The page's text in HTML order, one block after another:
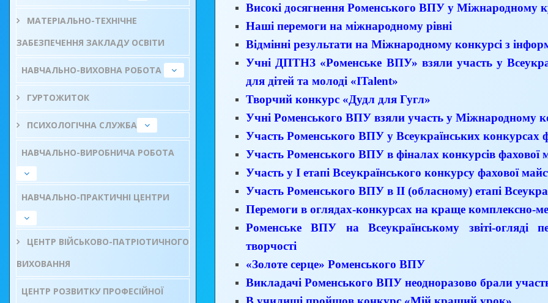
МАТЕРІАЛЬНО-ТЕХНІЧНЕ
ЗАБЕЗПЕЧЕННЯ ЗАКЛАДУ ОСВІТИ
НАВЧАЛЬНО-ВИХОВНА РОБОТА
ГУРТОЖИТОК
ПСИХОЛОГІЧНА СЛУЖБА
НАВЧАЛЬНО-ВИРОБНИЧА РОБОТА
НАВЧАЛЬНО-ПРАКТИЧНІ ЦЕНТРИ
ЦЕНТР ВІЙСЬКОВО-ПАТРІОТИЧНОГО
ВИХОВАННЯ
ЦЕНТР РОЗВИТКУ ПРОФЕСІЙНОЇ
Високі досягнення Роменського ВПУ у Міжнародному
Наші перемоги на міжнародному рівні
Відмінні результати на Міжнародному конкурсі з
Учні ДПТНЗ «Роменське ВПУ» взяли участь у
для дітей та молоді «ITalent»
Творчий конкурс «Дудл для Гугл»
Учні Роменського ВПУ взяли участь у Міжнародному
Участь Роменського ВПУ у Всеукраїнських конкурсах
Участь Роменського ВПУ в фіналах конкурсів фахової
Участь у І етапі Всеукраїнського конкурсу фахової
Участь Роменського ВПУ в ІІ (обласному) етапі
Перемоги в оглядах-конкурсах на краще комплексно-
Роменське ВПУ на Всеукраїнському звіті-огляді
творчості
«Золоте серце» Роменського ВПУ
Викладачі Роменського ВПУ неодноразово брали